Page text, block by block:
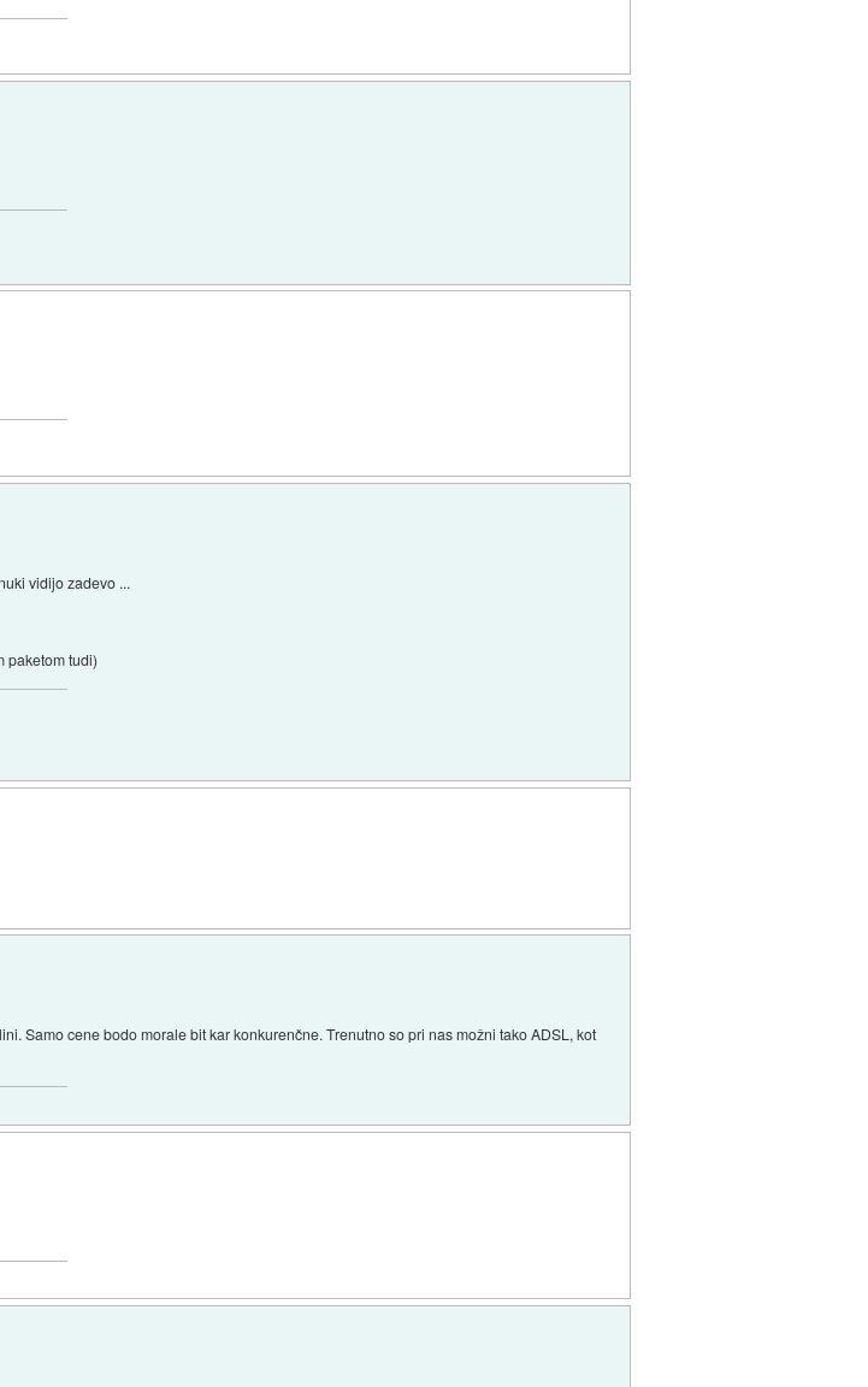
vidijo zadevo ...
paketom tudi)
Samo cene bodo morale bit kar konkurenčne. Trenutno so pri nas možni tako ADSL, kot